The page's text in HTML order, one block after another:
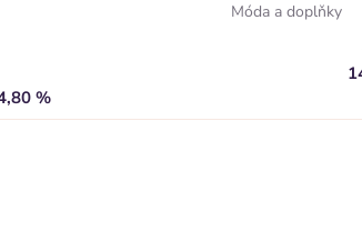
Móda a doplňky
%